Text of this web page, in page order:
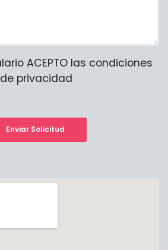
ACEPTO las condiciones
privacidad
Enviar Solicitud